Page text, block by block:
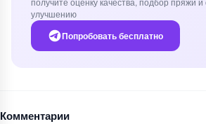
получите оценку качества, подбор пряжи
улучшению
Попробовать бесплатно
Комментарии